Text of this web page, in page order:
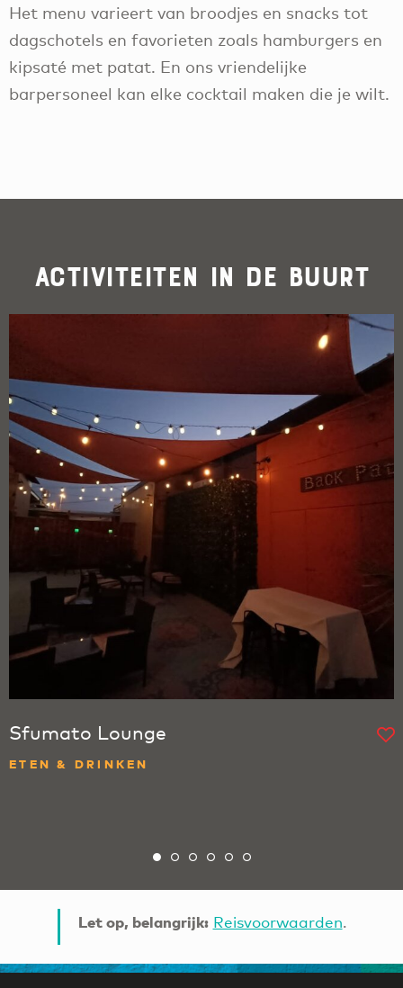
Het menu varieert van broodjes en snacks tot
dagschotels en favorieten zoals hamburgers en
kipsaté met patat. En ons vriendelijke
barpersoneel kan elke cocktail maken die je wilt.
Activiteiten in de buurt
Sfumato Lounge
ETEN & DRINKEN
Let op, belangrijk: Reisvoorwaarden.